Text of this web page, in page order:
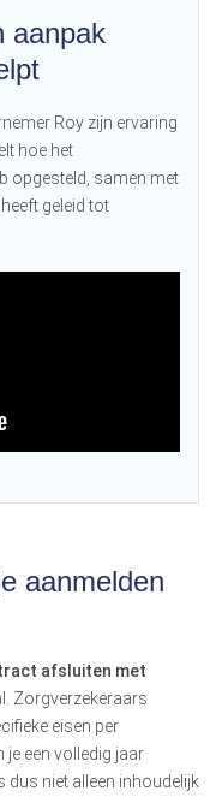
aanpak
Roy zijn ervaring
hoe het
opgesteld, samen met
geleid tot
aanmelden
afsluiten met
Zorgverzekeraars
eisen per
een volledig jaar
dus niet alleen inhoudelijk